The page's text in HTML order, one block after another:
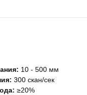
10 - 500 мм
300 скан/сек
≥20%